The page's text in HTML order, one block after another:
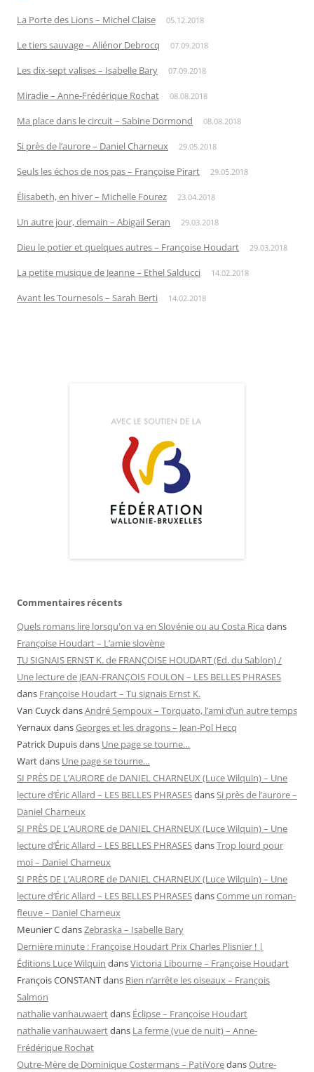
La Porte des Lions – Michel Claise 05.12.2018
Le tiers sauvage – Aliénor Debrocq 07.09.2018
Les dix-sept valises – Isabelle Bary 07.09.2018
Miradie – Anne-Frédérique Rochat 08.08.2018
Ma place dans le circuit – Sabine Dormond 08.08.2018
Si près de l’aurore – Daniel Charneux 29.05.2018
Seuls les échos de nos pas – Françoise Pirart 29.05.2018
Élisabeth, en hiver – Michelle Fourez 23.04.2018
Un autre jour, demain – Abigail Seran 29.03.2018
Dieu le potier et quelques autres – Françoise Houdart 29.03.2018
La petite musique de Jeanne – Ethel Salducci 14.02.2018
Avant les Tournesols – Sarah Berti 14.02.2018
Commentaires récents
Quels romans lire lorsqu'on va en Slovénie ou au Costa Rica dans
Françoise Houdart – L’amie slovène
TU SIGNAIS ERNST K. de FRANÇOISE HOUDART (Ed. du Sablon) /
Une lecture de JEAN-FRANÇOIS FOULON – LES BELLES PHRASES
dans Françoise Houdart – Tu signais Ernst K.
Van CuyckdansAndré Sempoux – Torquato, l’ami d’un autre temps
YernauxdansGeorges et les dragons – Jean-Pol Hecq
Patrick Dupuisdans Une page se tourne…
Wartdans Une page se tourne…
SI PRÈS DE L’AURORE de DANIEL CHARNEUX (Luce Wilquin) – Une
lecture d’Éric Allard – LES BELLES PHRASESdansSi près de l’aurore –
Daniel Charneux
SI PRÈS DE L’AURORE de DANIEL CHARNEUX (Luce Wilquin) – Une
lecture d’Éric Allard – LES BELLES PHRASESdansTrop lourd pour
moi – Daniel Charneux
SI PRÈS DE L’AURORE de DANIEL CHARNEUX (Luce Wilquin) – Une
lecture d’Éric Allard – LES BELLES PHRASESdansComme un roman-
fleuve – Daniel Charneux
Meunier CdansZebraska – Isabelle Bary
Dernière minute : Françoise Houdart Prix Charles Plisnier ! |
Éditions Luce Wilquin dansVictoria Libourne – Françoise Houdart
François CONSTANTdans Rien n’arrête les oiseaux – François
Salmon
nathalie vanhauwaertdans Éclipse – Françoise Houdart
nathalie vanhauwaertdans La ferme (vue de nuit) – Anne-
Frédérique Rochat
Outre-Mère de Dominique Costermans – PatiVoredansOutre-